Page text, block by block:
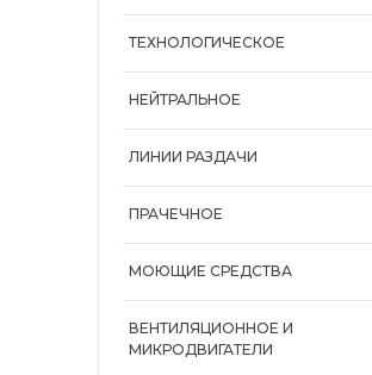
ТЕХНОЛОГИЧЕСКОЕ
НЕЙТРАЛЬНОЕ
ЛИНИИ РАЗДАЧИ
ПРАЧЕЧНОЕ
МОЮЩИЕ СРЕДСТВА
ВЕНТИЛЯЦИОННОЕ И
МИКРОДВИГАТЕЛИ